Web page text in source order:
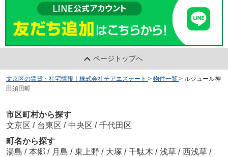
ページトップへ
文京区の賃貸・社宅情報｜株式会社チアエステート > 物件一覧 > ルジュール神
田須田町
市区町村から探す
文京区 / 台東区 / 中央区 / 千代田区
町名から探す
湯島 / 本郷 / 月島 / 東上野 / 大塚 / 千駄木 / 浅草 / 西浅草 /